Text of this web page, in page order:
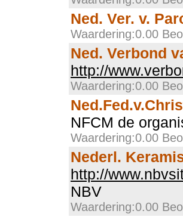
Ned. Ver. v.
Waardering:0.00
Ned. Verbond
http://
Waardering:0.00
NFCM de
Waardering:0.00
Nederl.
http://
NBV
Waardering:0.00